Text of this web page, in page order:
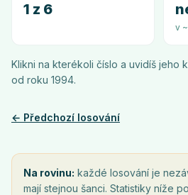
1 z 6
v
Klikni na kterékoli číslo a uvidíš jeho
od roku 1994.
← Předchozí losování
Na rovinu: každé losování je
mají stejnou šanci. Statistiky níže